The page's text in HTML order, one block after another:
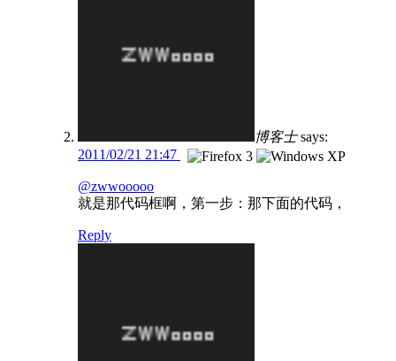
博客士 says:
2011/02/21 21:47
@zwwooooo
就是那代码框啊，第一步：那下面的代码，
Reply